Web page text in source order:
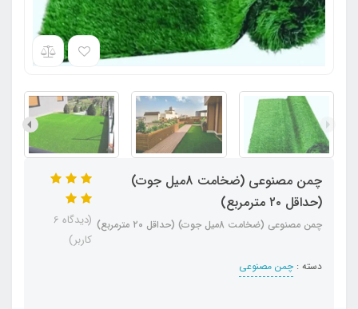
چمن مصنوعی (ضخامت 8میل جوت)
(حداقل ۲۰ مترمربع)
چمن مصنوعی (ضخامت 8میل جوت) (حداقل ۲۰ مترمربع)
دسته : چمن مصنوعی
(دیدگاه 6
کاربر)